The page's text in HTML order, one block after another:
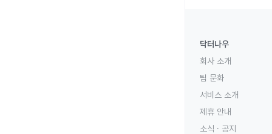
닥터나우
회사 소개
팀 문화
서비스 소개
제휴 안내
소식 · 공지